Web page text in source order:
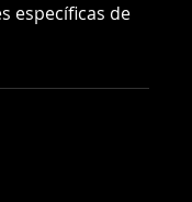
específicas de